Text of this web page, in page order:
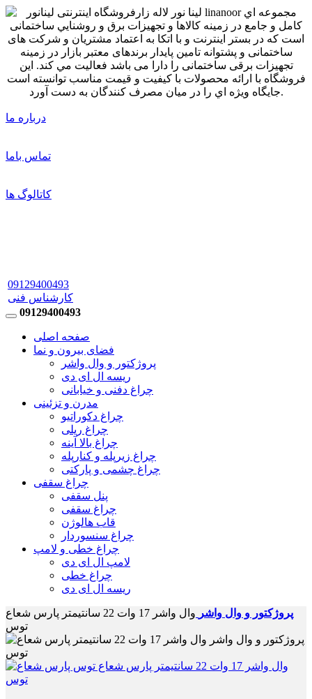
درباره ما
تماس باما
کاتالوگ ها
09129400493
کارشناس فنی
09129400493
صفحه اصلی
فضای بیرون و نما
پروژکتور و وال واشر
ریسه ال ای دی
چراغ دفنی و خیابانی
مدرن و تزئینی
چراغ دکوراتیو
چراغ ریلی
چراغ بالا آینه
چراغ زیرپله و کنارپله
چراغ چشمی و پارکتی
چراغ سقفی
پنل سقفی
چراغ سقفی
قاب هالوژن
چراغ سنسوردار
چراغ خطی و لامپ
لامپ ال ای دی
چراغ خطی
ریسه ال ای دی
پروژکتور و وال واشر
وال واشر 17 وات 22 سانتیمتر پارس شعاع
توس